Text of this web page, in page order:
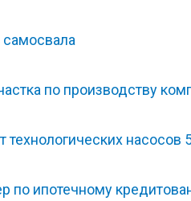
самосвала
по производству
технологических насосов
по ипотечному